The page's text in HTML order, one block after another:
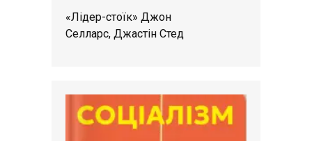
«Лідер-стоїк» Джон
Селларс, Джастін Стед